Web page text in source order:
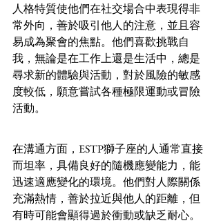
人格特質使他們在社交場合中表現得非
常外向，善於吸引他人的注意，並且容
易成為聚會的焦點。他們喜歡挑戰自
我，無論是在工作上還是生活中，總是
尋求新的體驗與活動，對於風險的敏感
度較低，願意嘗試各種極限運動或冒險
活動。
在溝通方面，ESTP獅子座的人通常直接
而坦率，具備良好的隨機應變能力，能
迅速適應變化的環境。他們對人際關係
充滿熱情，善於拉近與他人的距離，但
有時可能會顯得過於衝動或缺乏耐心。